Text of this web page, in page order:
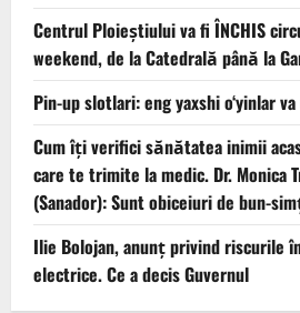
Centrul Ploieștiului va fi ÎNCHIS
weekend, de la Catedrală până la
Pin-up slotlari: eng yaxshi o‘yinlar
Cum îți verifici sănătatea inimii
care te trimite la medic. Dr. Monica
(Sanador): Sunt obiceiuri de bun-
Ilie Bolojan, anunț privind riscurile
electrice. Ce a decis Guvernul